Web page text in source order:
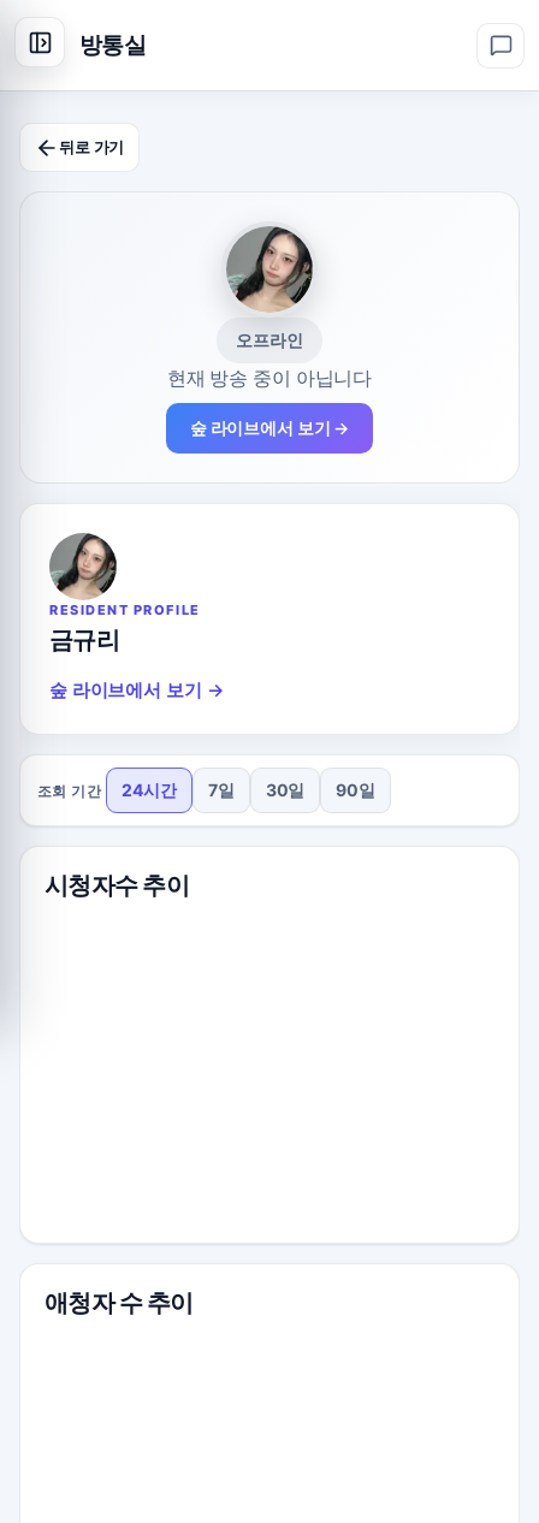
방통실
뒤로 가기
오프라인
현재 방송 중이 아닙니다
숲 라이브에서 보기 →
RESIDENT PROFILE
금규리
숲 라이브에서 보기 →
조회 기간 24시간 7일 30일 90일
시청자수 추이
애청자 수 추이